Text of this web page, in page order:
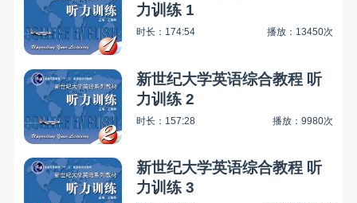
力训练 1
时长：174:54 播放：13450次
新世纪大学英语综合教程 听
力训练 2
时长：157:28 播放：9980次
新世纪大学英语综合教程 听
力训练 3